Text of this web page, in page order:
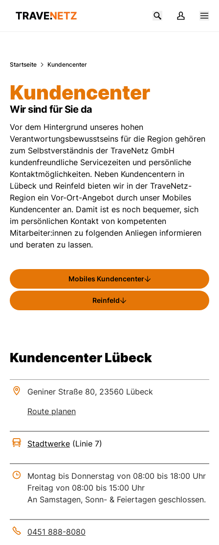
Startseite Kundencenter
Kundencenter
Wir sind für Sie da
Vor dem Hintergrund unseres hohen
Verantwortungsbewusstseins für die Region gehören
zum Selbstverständnis der TraveNetz GmbH
kundenfreundliche Servicezeiten und persönliche
Kontaktmöglichkeiten. Neben Kundencentern in
Lübeck und Reinfeld bieten wir in der TraveNetz-
Region ein Vor-Ort-Angebot durch unser Mobiles
Kundencenter an. Damit ist es noch bequemer, sich
im persönlichen Kontakt von kompetenten
Mitarbeiter:innen zu folgenden Anliegen informieren
und beraten zu lassen.
Mobiles Kundencenter
Reinfeld
Kundencenter Lübeck
Geniner Straße 80, 23560 Lübeck
Route planen
Stadtwerke (Linie 7)
Montag bis Donnerstag von 08:00 bis 18:00 Uhr
Freitag von 08:00 bis 15:00 Uhr
An Samstagen, Sonn- & Feiertagen geschlossen.
0451 888-8080